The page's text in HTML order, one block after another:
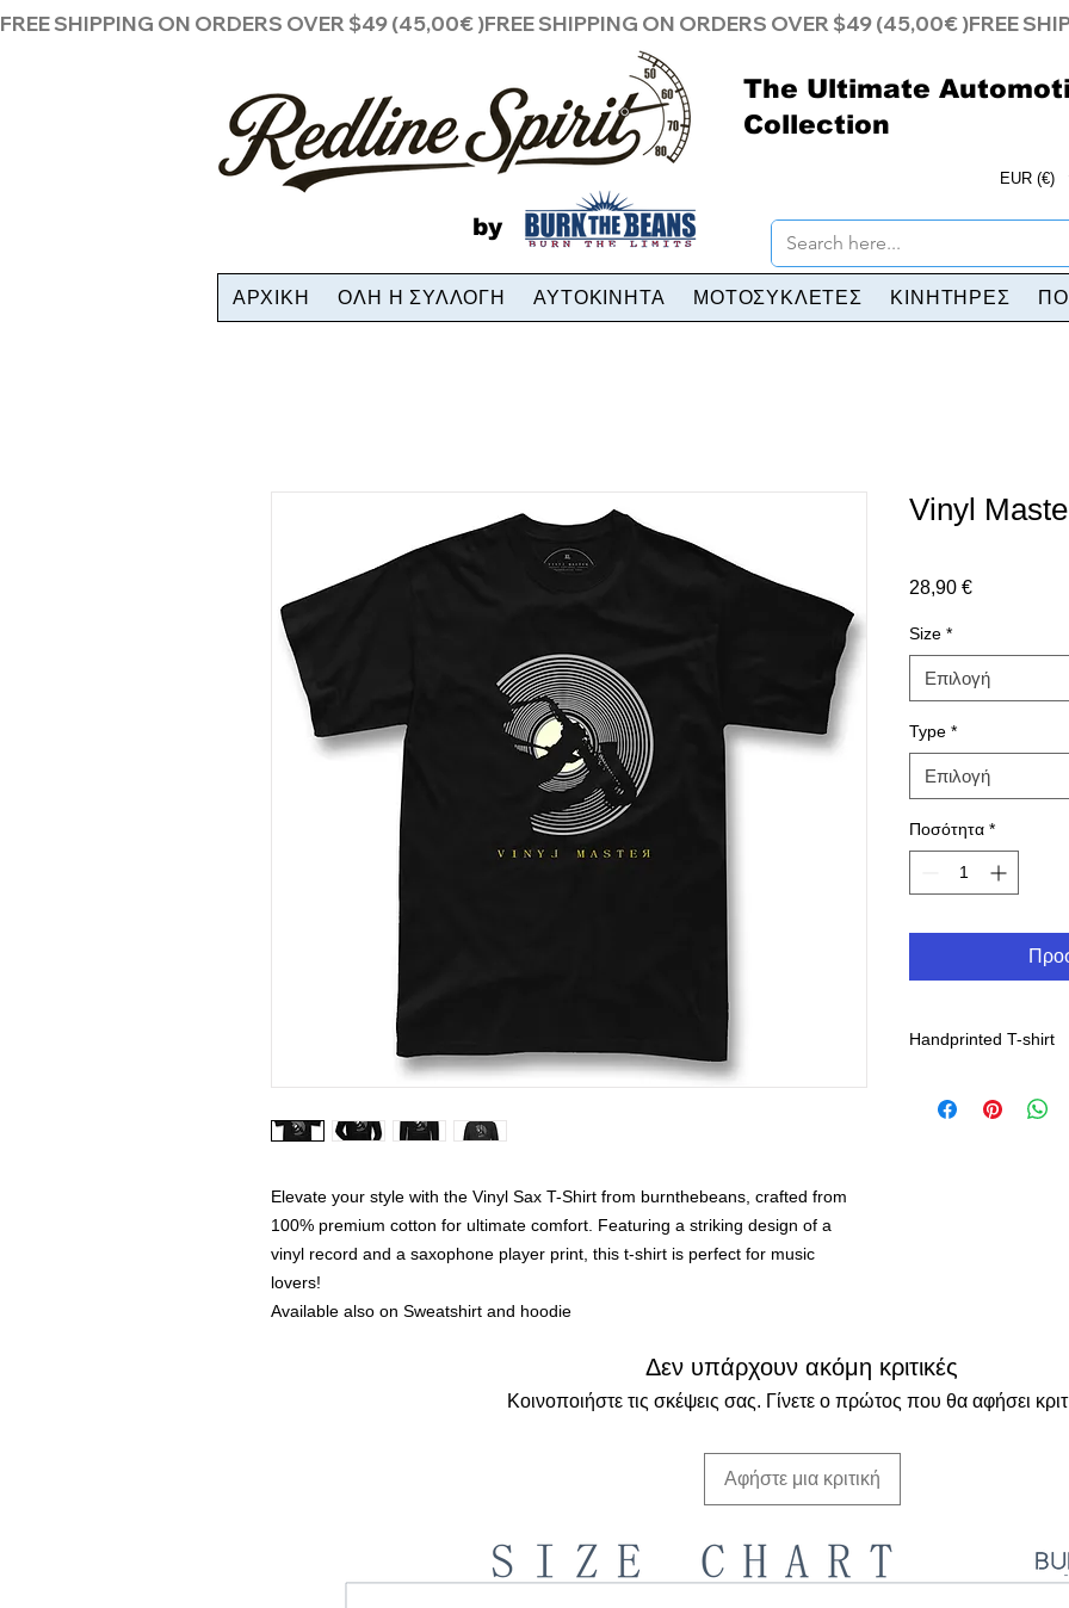
FREE SHIPPING ON ORDERS OVER $49 (45,00€ )
by
The Ultimate
Collection
EUR (€)
ΑΡΧΙΚΗ ΟΛΗ Η ΣΥΛΛΟΓΗ ΑΥΤΟΚΙΝΗΤΑ ΜΟΤΟΣΥΚΛΕΤΕΣ ΚΙΝΗΤΗΡΕΣ
Elevate your style with the Vinyl Sax T-Shirt from burnthebeans, crafted from
100% premium cotton for ultimate comfort. Featuring a striking design of a
vinyl record and a saxophone player print, this t-shirt is perfect for music
lovers!
Available also on Sweatshirt and hoodie
Vinyl
28,90 €Τιμή
Size *
Επιλογή
Type *
Επιλογή
Ποσότητα *
Handprinted T-shirt
Δεν υπάρχουν ακόμη κριτικές
Κοινοποιήστε τις σκέψεις σας. Γίνετε ο πρώτος που θα αφήσει
Αφήστε μια κριτική